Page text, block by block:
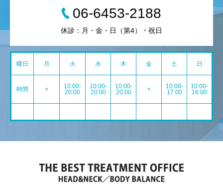
06-6453-2188
休診：月・金・日（第4）・祝日
曜日 月 火 水 木 金 土 日
時間 ×
10:00-
20:00
10:00-
20:00
10:00-
20:00
×
10:00-
17:00
10:00-
16:00